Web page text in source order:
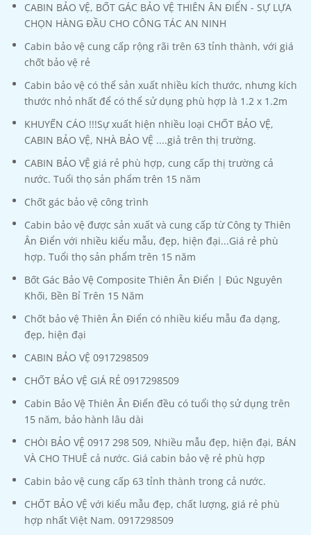
CABIN BẢO VỆ, BỐT GÁC BẢO VỆ THIÊN ÂN ĐIỂN - SỰ LỰA
CHỌN HÀNG ĐẦU CHO CÔNG TÁC AN NINH
Cabin bảo vệ cung cấp rộng rãi trên 63 tỉnh thành, với giá
chốt bảo vệ rẻ
Cabin bảo vệ có thể sản xuất nhiều kích thước, nhưng kích
thước nhỏ nhất để có thể sử dụng phù hợp là 1.2 x 1.2m
KHUYẾN CÁO !!!Sự xuất hiện nhiều loại CHỐT BẢO VỆ,
CABIN BẢO VỆ, NHÀ BẢO VỆ ....giả trên thị trường.
CABIN BẢO VỆ giá rẻ phù hợp, cung cấp thị trường cả
nước. Tuổi thọ sản phẩm trên 15 năm
Chốt gác bảo vệ công trình
Cabin bảo vệ được sản xuất và cung cấp từ Công ty Thiên
Ân Điển với nhiều kiểu mẫu, đẹp, hiện đại...Giá rẻ phù
hợp. Tuổi thọ sản phẩm trên 15 năm
Bốt Gác Bảo Vệ Composite Thiên Ân Điển | Đúc Nguyên
Khối, Bền Bỉ Trên 15 Năm
Chốt bảo vệ Thiên Ân Điển có nhiều kiểu mẫu đa dạng,
đẹp, hiện đại
CABIN BẢO VỆ 0917298509
CHỐT BẢO VỆ GIÁ RẺ 0917298509
Cabin Bảo Vệ Thiên Ân Điển đều có tuổi thọ sử dụng trên
15 năm, bảo hành lâu dài
CHÒI BẢO VỆ 0917 298 509, Nhiều mẫu đẹp, hiện đại, BÁN
VÀ CHO THUÊ cả nước. Giá cabin bảo vệ rẻ phù hợp
Cabin bảo vệ cung cấp 63 tỉnh thành trong cả nước.
CHỐT BẢO VỆ với kiểu mẫu đẹp, chất lượng, giá rẻ phù
hợp nhất Việt Nam. 0917298509